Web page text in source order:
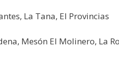
La Tana, El Provincias
Mesón El Molinero, La